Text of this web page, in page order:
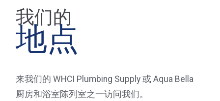
我们的
地点
来我们的 WHCI Plumbing Supply 或 Aqua Bella
厨房和浴室陈列室之一访问我们。